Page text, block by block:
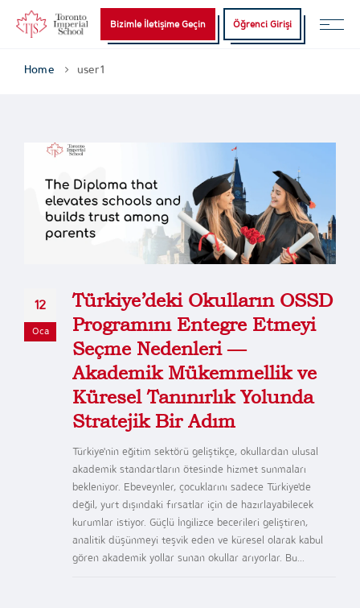
Bizimle İletişime Geçin Öğrenci Girişi
Home user1
12
Oca
Türkiye’deki Okulların OSSD
Programını Entegre Etmeyi
Seçme Nedenleri —
Akademik Mükemmellik ve
Küresel Tanınırlık Yolunda
Stratejik Bir Adım
Türkiye'nin eğitim sektörü geliştikçe, okullardan ulusal
akademik standartların ötesinde hizmet sunmaları
bekleniyor. Ebeveynler, çocuklarını sadece Türkiye'de
değil, yurt dışındaki fırsatlar için de hazırlayabilecek
kurumlar istiyor. Güçlü İngilizce becerileri geliştiren,
analitik düşünmeyi teşvik eden ve küresel olarak kabul
gören akademik yollar sunan okullar arıyorlar. Bu...